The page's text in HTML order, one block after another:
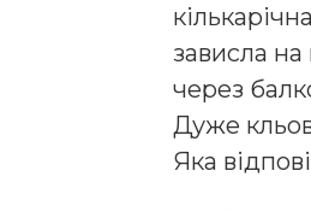
зависла на
через
Дуже
Яка